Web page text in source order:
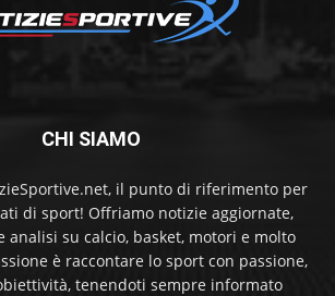
CHI SIAMO
il punto di riferimento per
di sport! Offriamo notizie aggiornate,
su calcio, basket, motori e molto
è raccontare lo sport con passione,
tenendoti sempre informato